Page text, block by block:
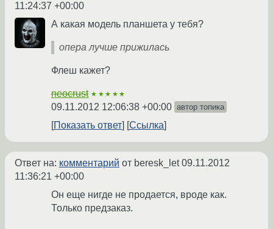
11:24:37 +00:00
А какая модель планшета у тебя?
опера лучше прижилась
Флеш кажет?
neocrust ★★★★★
09.11.2012 12:06:38 +00:00 автор топика
Показать ответ Ссылка
Ответ на: комментарий от beresk_let09.11.2012
11:36:21 +00:00
Он еще нигде не продается, вроде как.
Только предзаказ.